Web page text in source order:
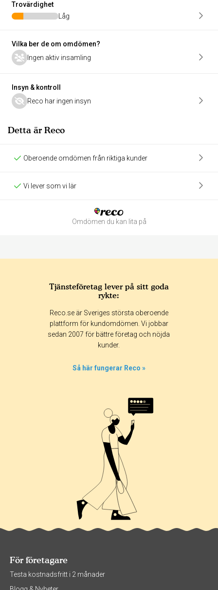
Trovärdighet
Låg
Vilka ber de om omdömen?
Ingen aktiv insamling
Insyn & kontroll
Reco har ingen insyn
Detta är Reco
Oberoende omdömen från riktiga kunder
Vi lever som vi lär
Omdömen du kan lita på
365 dagar 90 dagar
30 dagar
Tjänsteföretag lever på sitt goda
rykte:
Reco.se är Sveriges största oberoende
plattform för kundomdömen. Vi jobbar
sedan 2007 för bättre företag och nöjda
kunder.
Så här fungerar Reco »
För företagare
Testa kostnadsfritt i 2 månader